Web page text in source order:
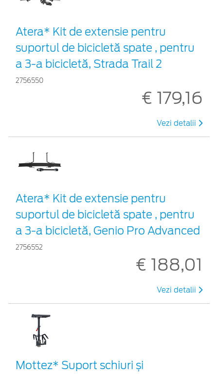
Atera* Kit de extensie pentru
suportul de bicicletă spate , pentru
a 3-a bicicletă, Strada Trail 2
2756550
€ 179,16
Vezi detalii
Atera* Kit de extensie pentru
suportul de bicicletă spate , pentru
a 3-a bicicletă, Genio Pro Advanced
2756552
€ 188,01
Vezi detalii
Mottez* Suport schiuri și